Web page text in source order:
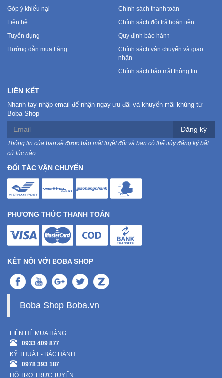
Góp ý khiếu nại
Liên hệ
Tuyển dụng
Hướng dẫn mua hàng
Chính sách thanh toán
Chính sách đổi trả hoàn tiền
Quy định bảo hành
Chính sách vận chuyển và giao
nhận
Chính sách bảo mật thông tin
LIÊN KẾT
Nhanh tay nhập email để nhận ngay ưu đãi và khuyến mãi khủng từ
Boba Shop
Đăng ký
Thông tin của bạn sẽ được bảo mật tuyệt đối và bạn có thể hủy đăng ký bất
cứ lúc nào.
ĐỐI TÁC VẬN CHUYỂN
PHƯƠNG THỨC THANH TOÁN
KẾT NỐI VỚI BOBA SHOP
Boba Shop Boba.vn
LIÊN HỆ MUA HÀNG
0933 409 877
KỸ THUẬT - BẢO HÀNH
0978 393 187
HỖ TRỢ TRỰC TUYẾN